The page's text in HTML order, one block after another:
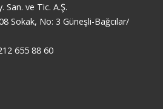
San. ve Tic. A.Ş.
Sokak, No: 3 Güneşli-Bağcılar/
655 88 60